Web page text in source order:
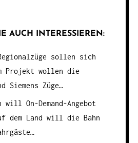
AUCH INTERESSIEREN:
sollen sich
Projekt wollen die
Siemens Züge…
will On-Demand-Angebot
dem Land will die Bahn